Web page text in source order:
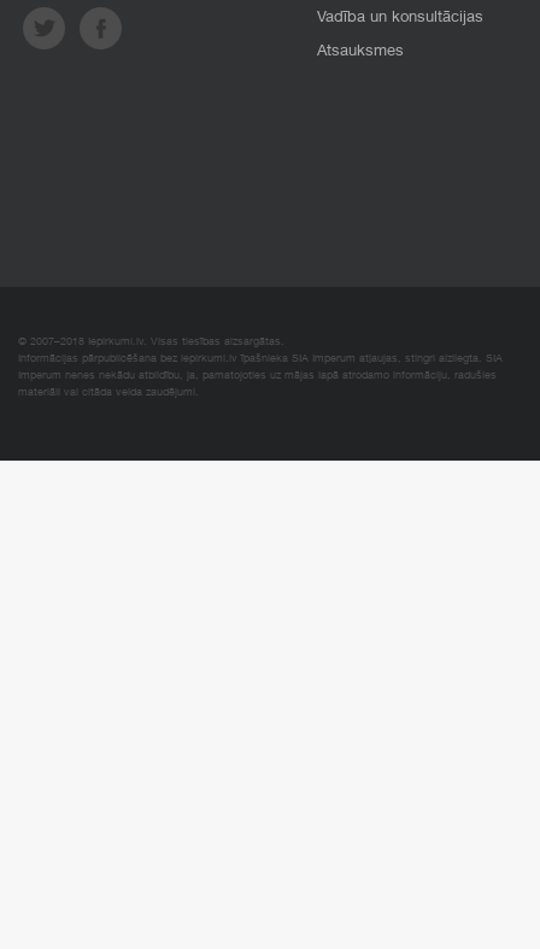
Vadība un konsultācijas
Atsauksmes
© 2007–2018 Iepirkumi.lv. Visas tiesības aizsargātas.
Informācijas pārpublicēšana bez iepirkumi.lv īpašnieka SIA Imperum atļaujas, stingri aizliegta. SIA
Imperum nenes nekādu atbildību, ja, pamatojoties uz mājas lapā atrodamo informāciju, radušies
materiāli vai citāda veida zaudējumi.